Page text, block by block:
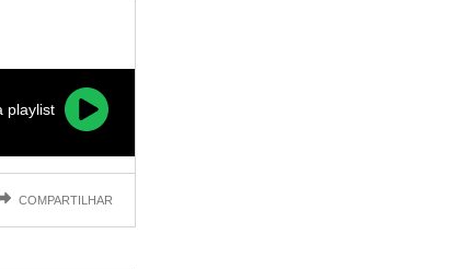
nossas dicas para ter bons hábitos alimentares!
playlist
COMPARTILHAR